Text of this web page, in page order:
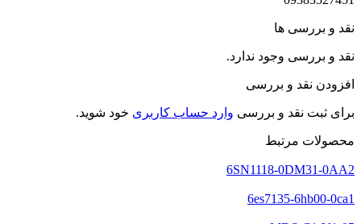
نقد و بررسی ها
نقد و بررسی وجود ندارد.
افزودن نقد و بررسی
برای ثبت نقد و بررسی وارد حساب کاربری خود شوید.
محصولات مرتبط
6SN1118-0DM31-0AA2
6es7135-6hb00-0ca1